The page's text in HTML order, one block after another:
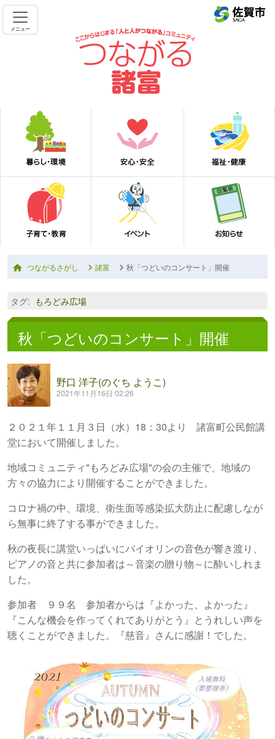
メニュー
つながるさがし 諸富 秋「つどいのコンサート」開催
タグ: もろどみ広場
秋「つどいのコンサート」開催
野口 洋子(のぐち ようこ)
2021年11月16日 02:26
２０２１年１１月３日（水）18：30より 諸富町公民館講
堂において開催しました。
地域コミュニティ"もろどみ広場"の会の主催で、地域の
方々の協力により開催することができました。
コロナ禍の中、環境、衛生面等感染拡大防止に配慮しなが
ら無事に終了する事ができました。
秋の夜長に講堂いっぱいにバイオリンの音色が響き渡り、
ピアノの音と共に参加者は～音楽の贈り物～に酔いしれま
した。
参加者 ９９名 参加者からは『よかった、よかった』
『こんな機会を作ってくれてありがとう』とうれしい声を
聴くことができました。『慈音』さんに感謝！でした。